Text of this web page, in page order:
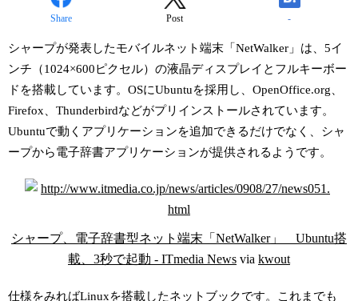
Share Post -
シャープが発表したモバイルネット端末「NetWalker」は、5イ
ンチ（1024×600ピクセル）の液晶ディスプレイとフルキーボー
ドを搭載しています。OSにUbuntuを採用し、OpenOffice.org、
Firefox、Thunderbirdなどがプリインストールされています。
Ubuntuで動くアプリケーションを追加できるだけでなく、シャ
ープから電子辞書アプリケーションが提供されるようです。
シャープ、電子辞書型ネット端末「NetWalker」 Ubuntu搭
載、3秒で起動 - ITmedia News via kwout
仕様をみればLinuxを搭載したネットブックです。これまでも